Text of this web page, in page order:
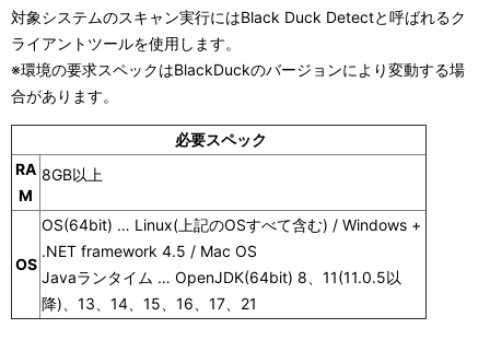
対象システムのスキャン実行にはBlack Duck Detectと呼ばれるク
ライアントツールを使用します。
※環境の要求スペックはBlackDuckのバージョンにより変動する場
合があります。
必要スペック
RA
M
8GB以上
OS
OS(64bit) … Linux(上記のOSすべて含む) / Windows +
.NET framework 4.5 / Mac OS
Javaランタイム … OpenJDK(64bit) 8、11(11.0.5以
降)、13、14、15、16、17、21